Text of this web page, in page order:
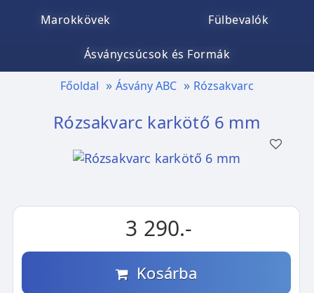
Marokkövek Fülbevalók
Ásványcsúcsok és Formák
Főoldal Ásvány ABC Rózsakvarc
Rózsakvarc karkötő 6 mm
3 290.-
Kosárba